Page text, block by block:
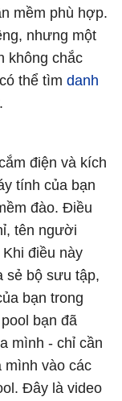
mềm phù hợp.
nhưng một
không chắc
thể tìm danh
điện và kích
tính của bạn
đào. Điều
tên người
điều này
sẻ bộ sưu tập,
bạn trong
bạn đã
mình - chỉ cần
mình vào các
Đây là video